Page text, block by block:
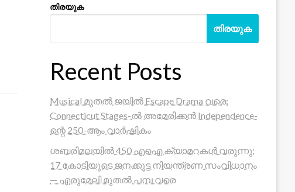
തിരയുക
തിരയുക
Recent Posts
Musical മുതൽ ജയിൽ Escape Drama വരെ:
Connecticut Stages-ൽ അമേരിക്കൻ Independence-
ന്റെ 250-ആം വാർഷികം
ശബരിമലയിൽ 450 എഐ ക്യാമറകൾ വരുന്നു;
17 കോടിയുടെ ജനക്കൂട്ട നിയന്ത്രണ സംവിധാനം
— എരുമേലി മുതൽ പമ്പ വരെ